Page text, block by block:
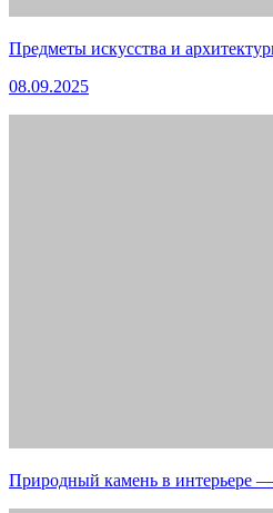
Предметы искусства и
08.09.2025
Природный камень в интерьере